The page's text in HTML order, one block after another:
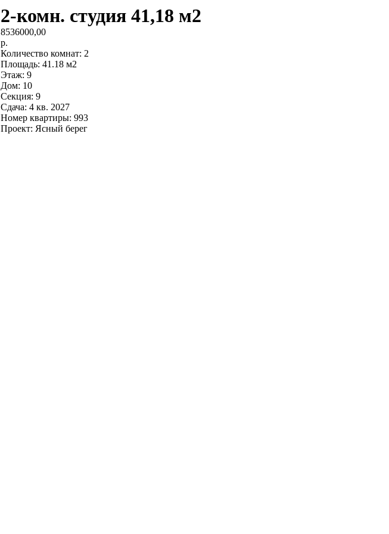
2-комн. студия 41,18 м2
8536000,00
р.
Количество комнат: 2
Площадь: 41.18 м2
Этаж: 9
Дом: 10
Секция: 9
Сдача: 4 кв. 2027
Номер квартиры: 993
Проект: Ясный берег